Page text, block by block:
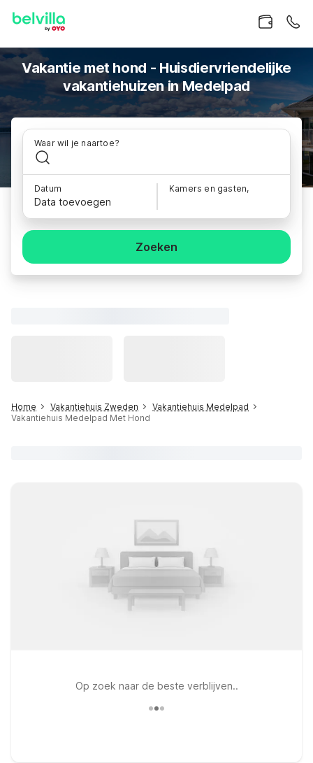
Vakantie met hond - Huisdiervriendelijke
vakantiehuizen in Medelpad
Waar wil je naartoe?
Datum
Data toevoegen
Kamers en gasten,
Zoeken
Home Vakantiehuis Zweden
Vakantiehuis Medelpad
Vakantiehuis Medelpad Met Hond
Op zoek naar de beste verblijven..